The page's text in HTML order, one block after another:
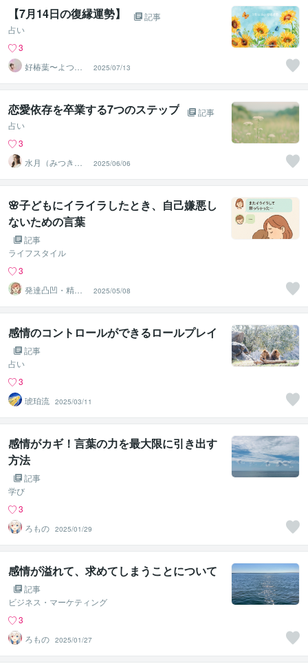
【7月14日の復縁運勢】
記事
占い
3
好椿葉〜よつ
ば〜
2025/07/13
恋愛依存を卒業する7つのステップ
記事
占い
3
水月（みつき）
直感で縁を導く
タロット
2025/06/06
🌸子どもにイライラしたとき、自己嫌悪し
ないための言葉
記事
ライフスタイル
3
発達凸凹・精神
専門カウンセラ
ー○haru
2025/05/08
感情のコントロールができるロールプレイ
記事
占い
3
琥珀流 2025/03/11
感情がカギ！言葉の力を最大限に引き出す
方法
記事
学び
3
ろもの 2025/01/29
感情が溢れて、求めてしまうことについて
記事
ビジネス・マーケティング
3
ろもの 2025/01/27